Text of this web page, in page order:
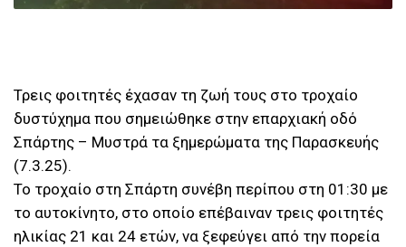
Τρεις φοιτητές έχασαν τη ζωή τους στο τροχαίο
δυστύχημα που σημειώθηκε στην επαρχιακή οδό
Σπάρτης – Μυστρά τα ξημερώματα της Παρασκευής
(7.3.25).
Το τροχαίο στη Σπάρτη συνέβη περίπου στη 01:30 με
το αυτοκίνητο, στο οποίο επέβαιναν τρεις φοιτητές
ηλικίας 21 και 24 ετών, να ξεφεύγει από την πορεία